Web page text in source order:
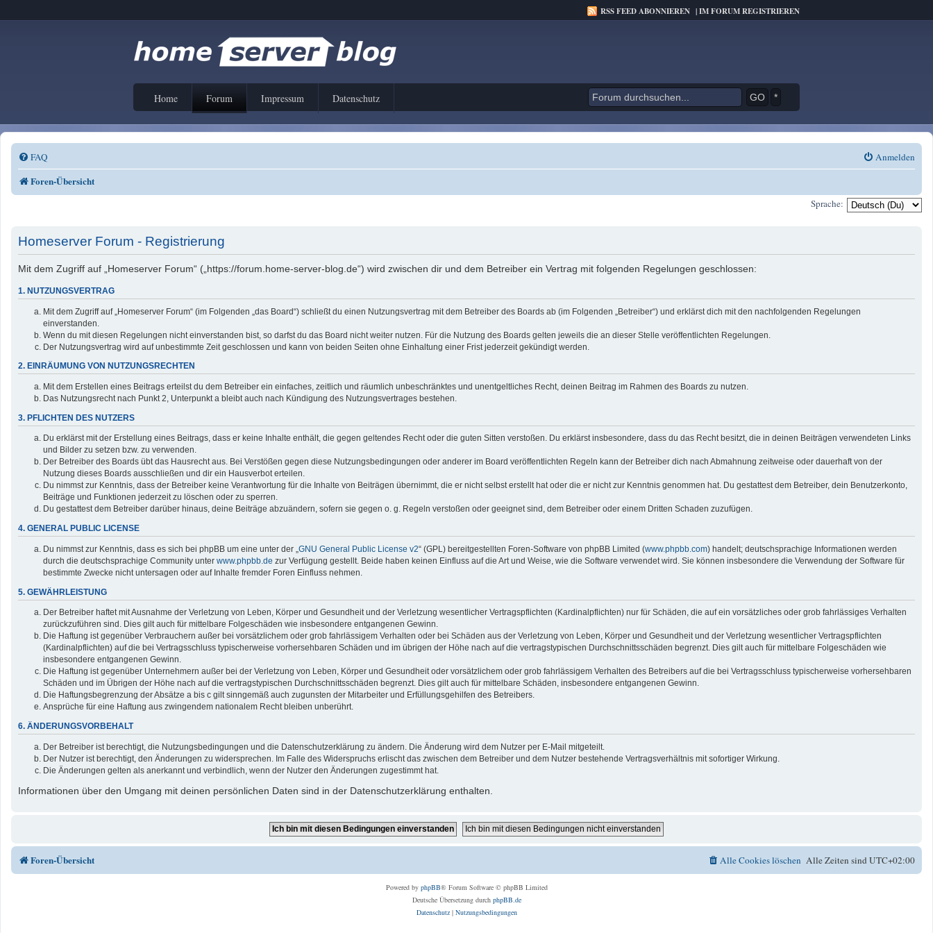
RSS FEED ABONNIEREN |IM FORUM REGISTRIEREN
Home Forum Impressum Datenschutz *
FAQ Anmelden
Foren-Übersicht
Sprache:
Homeserver Forum - Registrierung
Mit dem Zugriff auf „Homeserver Forum“ („https://forum.home-server-blog.de“) wird zwischen dir und dem Betreiber ein Vertrag mit folgenden Regelungen geschlossen:
1. NUTZUNGSVERTRAG
Mit dem Zugriff auf „Homeserver Forum“ (im Folgenden „das Board“) schließt du einen Nutzungsvertrag mit dem Betreiber des Boards ab (im Folgenden „Betreiber“) und erklärst dich mit den nachfolgenden Regelungen
einverstanden.
Wenn du mit diesen Regelungen nicht einverstanden bist, so darfst du das Board nicht weiter nutzen. Für die Nutzung des Boards gelten jeweils die an dieser Stelle veröffentlichten Regelungen.
Der Nutzungsvertrag wird auf unbestimmte Zeit geschlossen und kann von beiden Seiten ohne Einhaltung einer Frist jederzeit gekündigt werden.
2. EINRÄUMUNG VON NUTZUNGSRECHTEN
Mit dem Erstellen eines Beitrags erteilst du dem Betreiber ein einfaches, zeitlich und räumlich unbeschränktes und unentgeltliches Recht, deinen Beitrag im Rahmen des Boards zu nutzen.
Das Nutzungsrecht nach Punkt 2, Unterpunkt a bleibt auch nach Kündigung des Nutzungsvertrages bestehen.
3. PFLICHTEN DES NUTZERS
Du erklärst mit der Erstellung eines Beitrags, dass er keine Inhalte enthält, die gegen geltendes Recht oder die guten Sitten verstoßen. Du erklärst insbesondere, dass du das Recht besitzt, die in deinen Beiträgen verwendeten Links
und Bilder zu setzen bzw. zu verwenden.
Der Betreiber des Boards übt das Hausrecht aus. Bei Verstößen gegen diese Nutzungsbedingungen oder anderer im Board veröffentlichten Regeln kann der Betreiber dich nach Abmahnung zeitweise oder dauerhaft von der
Nutzung dieses Boards ausschließen und dir ein Hausverbot erteilen.
Du nimmst zur Kenntnis, dass der Betreiber keine Verantwortung für die Inhalte von Beiträgen übernimmt, die er nicht selbst erstellt hat oder die er nicht zur Kenntnis genommen hat. Du gestattest dem Betreiber, dein Benutzerkonto,
Beiträge und Funktionen jederzeit zu löschen oder zu sperren.
Du gestattest dem Betreiber darüber hinaus, deine Beiträge abzuändern, sofern sie gegen o. g. Regeln verstoßen oder geeignet sind, dem Betreiber oder einem Dritten Schaden zuzufügen.
4. GENERAL PUBLIC LICENSE
Du nimmst zur Kenntnis, dass es sich bei phpBB um eine unter der „ GNU General Public License v2“ (GPL) bereitgestellten Foren-Software von phpBB Limited (www.phpbb.com) handelt; deutschsprachige Informationen werden
durch die deutschsprachige Community unter www.phpbb.de zur Verfügung gestellt. Beide haben keinen Einfluss auf die Art und Weise, wie die Software verwendet wird. Sie können insbesondere die Verwendung der Software für
bestimmte Zwecke nicht untersagen oder auf Inhalte fremder Foren Einfluss nehmen.
5. GEWÄHRLEISTUNG
Der Betreiber haftet mit Ausnahme der Verletzung von Leben, Körper und Gesundheit und der Verletzung wesentlicher Vertragspflichten (Kardinalpflichten) nur für Schäden, die auf ein vorsätzliches oder grob fahrlässiges Verhalten
zurückzuführen sind. Dies gilt auch für mittelbare Folgeschäden wie insbesondere entgangenen Gewinn.
Die Haftung ist gegenüber Verbrauchern außer bei vorsätzlichem oder grob fahrlässigem Verhalten oder bei Schäden aus der Verletzung von Leben, Körper und Gesundheit und der Verletzung wesentlicher Vertragspflichten
(Kardinalpflichten) auf die bei Vertragsschluss typischerweise vorhersehbaren Schäden und im übrigen der Höhe nach auf die vertragstypischen Durchschnittsschäden begrenzt. Dies gilt auch für mittelbare Folgeschäden wie
insbesondere entgangenen Gewinn.
Die Haftung ist gegenüber Unternehmern außer bei der Verletzung von Leben, Körper und Gesundheit oder vorsätzlichem oder grob fahrlässigem Verhalten des Betreibers auf die bei Vertragsschluss typischerweise vorhersehbaren
Schäden und im Übrigen der Höhe nach auf die vertragstypischen Durchschnittsschäden begrenzt. Dies gilt auch für mittelbare Schäden, insbesondere entgangenen Gewinn.
Die Haftungsbegrenzung der Absätze a bis c gilt sinngemäß auch zugunsten der Mitarbeiter und Erfüllungsgehilfen des Betreibers.
Ansprüche für eine Haftung aus zwingendem nationalem Recht bleiben unberührt.
6. ÄNDERUNGSVORBEHALT
Der Betreiber ist berechtigt, die Nutzungsbedingungen und die Datenschutzerklärung zu ändern. Die Änderung wird dem Nutzer per E-Mail mitgeteilt.
Der Nutzer ist berechtigt, den Änderungen zu widersprechen. Im Falle des Widerspruchs erlischt das zwischen dem Betreiber und dem Nutzer bestehende Vertragsverhältnis mit sofortiger Wirkung.
Die Änderungen gelten als anerkannt und verbindlich, wenn der Nutzer den Änderungen zugestimmt hat.
Informationen über den Umgang mit deinen persönlichen Daten sind in der Datenschutzerklärung enthalten.
Foren-Übersicht Alle Zeiten sindUTC+02:00
Alle Cookies löschen
Powered by phpBB® Forum Software © phpBB Limited
Deutsche Übersetzung durch phpBB.de
Datenschutz| Nutzungsbedingungen